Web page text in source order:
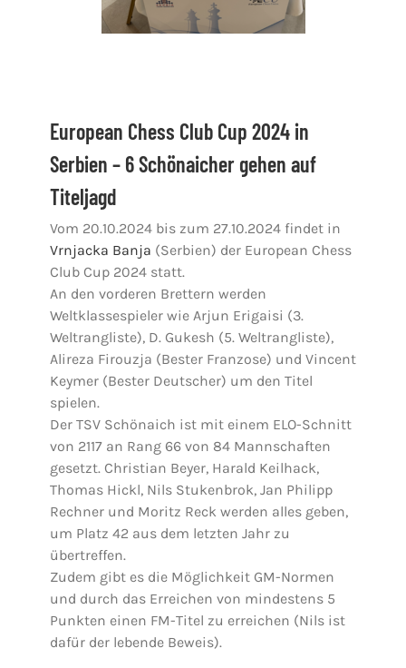
European Chess Club Cup 2024 in
Serbien – 6 Schönaicher gehen auf
Titeljagd
Vom 20.10.2024 bis zum 27.10.2024 findet in
Vrnjacka Banja (Serbien) der European Chess
Club Cup 2024 statt.
An den vorderen Brettern werden
Weltklassespieler wie Arjun Erigaisi (3.
Weltrangliste), D. Gukesh (5. Weltrangliste),
Alireza Firouzja (Bester Franzose) und Vincent
Keymer (Bester Deutscher) um den Titel
spielen.
Der TSV Schönaich ist mit einem ELO-Schnitt
von 2117 an Rang 66 von 84 Mannschaften
gesetzt. Christian Beyer, Harald Keilhack,
Thomas Hickl, Nils Stukenbrok, Jan Philipp
Rechner und Moritz Reck werden alles geben,
um Platz 42 aus dem letzten Jahr zu
übertreffen.
Zudem gibt es die Möglichkeit GM-Normen
und durch das Erreichen von mindestens 5
Punkten einen FM-Titel zu erreichen (Nils ist
dafür der lebende Beweis).